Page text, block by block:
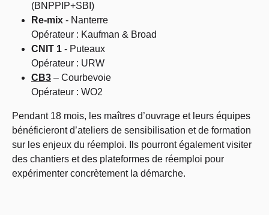
(BNPPIP+SBI)
Re-mix - Nanterre
Opérateur : Kaufman & Broad
CNIT 1 - Puteaux
Opérateur : URW
CB3 – Courbevoie
Opérateur : WO2
Pendant 18 mois, les maîtres d’ouvrage et leurs équipes
bénéficieront d’ateliers de sensibilisation et de formation
sur les enjeux du réemploi. Ils pourront également visiter
des chantiers et des plateformes de réemploi pour
expérimenter concrètement la démarche.